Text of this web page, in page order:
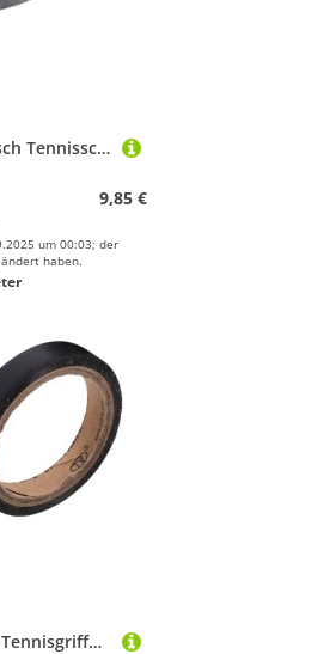
OSOLADY Anti rutsch Tennisschläger Griffband Schweißabsorbierendes Badminton Racket Overgrip Langlebiges Griffband mit Stoßdämpfung Tragbares Sportgriffband für Tennis und Badminton
9,85 €
um 00:03; der
haben.
OSOLADY 5 Rollen Tennisgriffband aus Rutschfestes Schweißabsorbierendes Wickelband für Badminton und Tennisschläger Stoßdämpfend Langlebig Komfortabel für Sporttraining und Wettkampf